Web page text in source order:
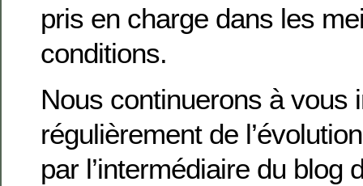
pris en charge dans les
conditions.
Nous continuerons à vous
régulièrement de
par l’intermédiaire du blog